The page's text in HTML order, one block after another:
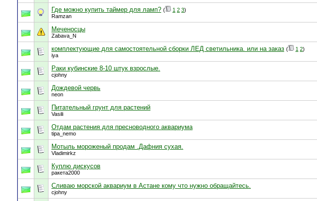
Где можно купить таймер для ламп? ( 1 2 3)
Ramzan
Меченосцы
Zabava_N
комплектующие для самостоятельной сборки ЛЕД светильника. или на заказ ( 1 2)
iya
Раки кубинские 8-10 штук взрослые.
cjohny
Дождевой червь
neon
Питательный грунт для растений
Vasili
Отдам растения для пресноводного аквариума
tipa_nemo
Мотыль мороженый продам .Дафния сухая.
Vladimirkz
Куплю дискусов
ракета2000
Сливаю морской аквариум в Астане кому что нужно обращайтесь.
cjohny